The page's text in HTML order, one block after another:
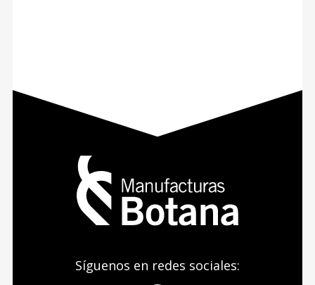
Síguenos en redes sociales: